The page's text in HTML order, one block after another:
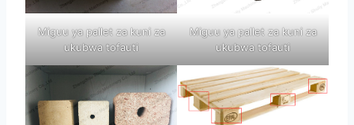
Miguu ya pallet za kuni za
ukubwa tofauti
Miguu ya pallet za kuni za
ukubwa tofauti